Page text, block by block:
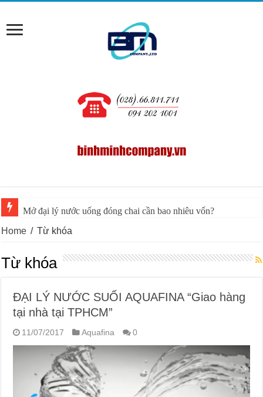
Mở đại lý nước uống đóng chai cần bao nhiêu vốn?
Home / Từ khóa
Từ khóa
ĐẠI LÝ NƯỚC SUỐI AQUAFINA “Giao hàng
tại nhà tại TPHCM”
11/07/2017 Aquafina 0